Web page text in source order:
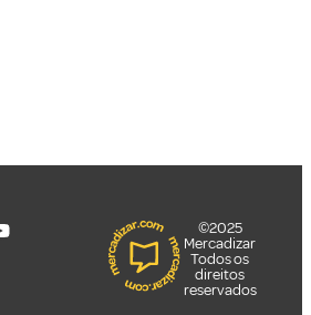
©2025
Mercadizar
Todos os
direitos
reservados